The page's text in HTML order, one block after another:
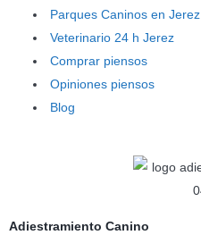
Parques Caninos en Jerez
Veterinario 24 h Jerez
Comprar piensos
Opiniones piensos
Blog
Adiestramiento Canino